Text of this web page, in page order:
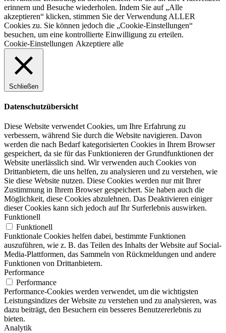
erinnern und Besuche wiederholen. Indem Sie auf „Alle
akzeptieren“ klicken, stimmen Sie der Verwendung ALLER
Cookies zu. Sie können jedoch die „Cookie-Einstellungen“
besuchen, um eine kontrollierte Einwilligung zu erteilen.
Cookie-Einstellungen Akzeptiere alle
Schließen
Datenschutzübersicht
Diese Website verwendet Cookies, um Ihre Erfahrung zu
verbessern, während Sie durch die Website navigieren. Davon
werden die nach Bedarf kategorisierten Cookies in Ihrem Browser
gespeichert, da sie für das Funktionieren der Grundfunktionen der
Website unerlässlich sind. Wir verwenden auch Cookies von
Drittanbietern, die uns helfen, zu analysieren und zu verstehen, wie
Sie diese Website nutzen. Diese Cookies werden nur mit Ihrer
Zustimmung in Ihrem Browser gespeichert. Sie haben auch die
Möglichkeit, diese Cookies abzulehnen. Das Deaktivieren einiger
dieser Cookies kann sich jedoch auf Ihr Surferlebnis auswirken.
Funktionell
Funktionell
Funktionale Cookies helfen dabei, bestimmte Funktionen
auszuführen, wie z. B. das Teilen des Inhalts der Website auf Social-
Media-Plattformen, das Sammeln von Rückmeldungen und andere
Funktionen von Drittanbietern.
Performance
Performance
Performance-Cookies werden verwendet, um die wichtigsten
Leistungsindizes der Website zu verstehen und zu analysieren, was
dazu beiträgt, den Besuchern ein besseres Benutzererlebnis zu
bieten.
Analytik